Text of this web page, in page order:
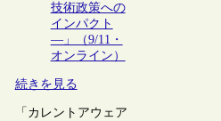
技術政策への
インパクト
―」（9/11・
オンライン）
続きを見る
「カレントアウェア